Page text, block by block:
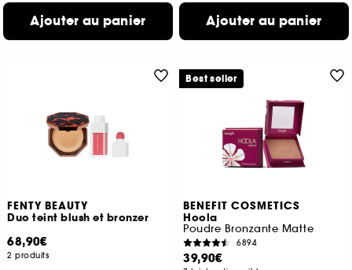
Ajouter au panier Ajouter au panier
FENTY BEAUTY
Duo teint blush et bronzer
68,90€
2 produits
BENEFIT COSMETICS
Hoola
Poudre Bronzante Matte
6894
39,90€
Best seller